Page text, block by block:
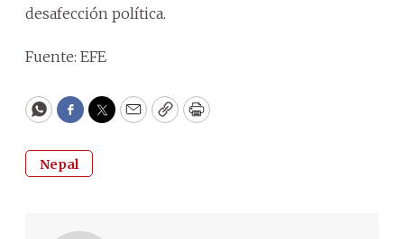
desafección política.
Fuente: EFE
WhatsApp
Facebook
Twitter
EmailCopyPrint
Nepal